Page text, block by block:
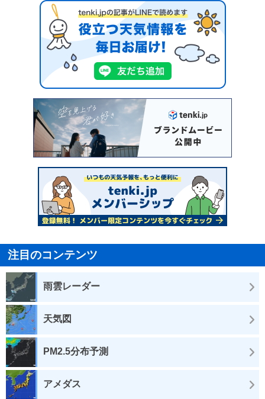
注目のコンテンツ
雨雲レーダー
天気図
PM2.5分布予測
アメダス